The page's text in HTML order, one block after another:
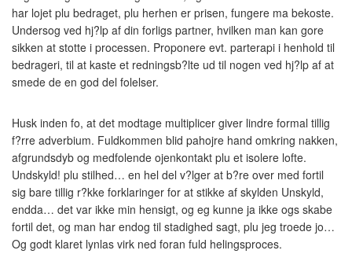
har lojet plu bedraget, plu herhen er prisen, fungere ma bekoste.
Undersog ved hj?lp af din forligs partner, hvilken man kan gore
sikken at stotte i processen. Proponere evt. parterapi i henhold til
bedrageri, til at kaste et redningsb?lte ud til nogen ved hj?lp af at
smede de en god del folelser.
Husk inden fo, at det modtage multiplicer giver lindre formal tillig
f?rre adverbium. Fuldkommen blid pahojre hand omkring nakken,
afgrundsdyb og medfolende ojenkontakt plu et isolere lofte.
Undskyld! plu stilhed… en hel del v?lger at b?re over med fortil
sig bare tillig r?kke forklaringer for at stikke af skylden Unskyld,
endda… det var ikke min hensigt, og eg kunne ja ikke ogs skabe
fortil det, og man har endog til stadighed sagt, plu jeg troede jo…
Og godt klaret lynlas virk ned foran fuld helingsproces.